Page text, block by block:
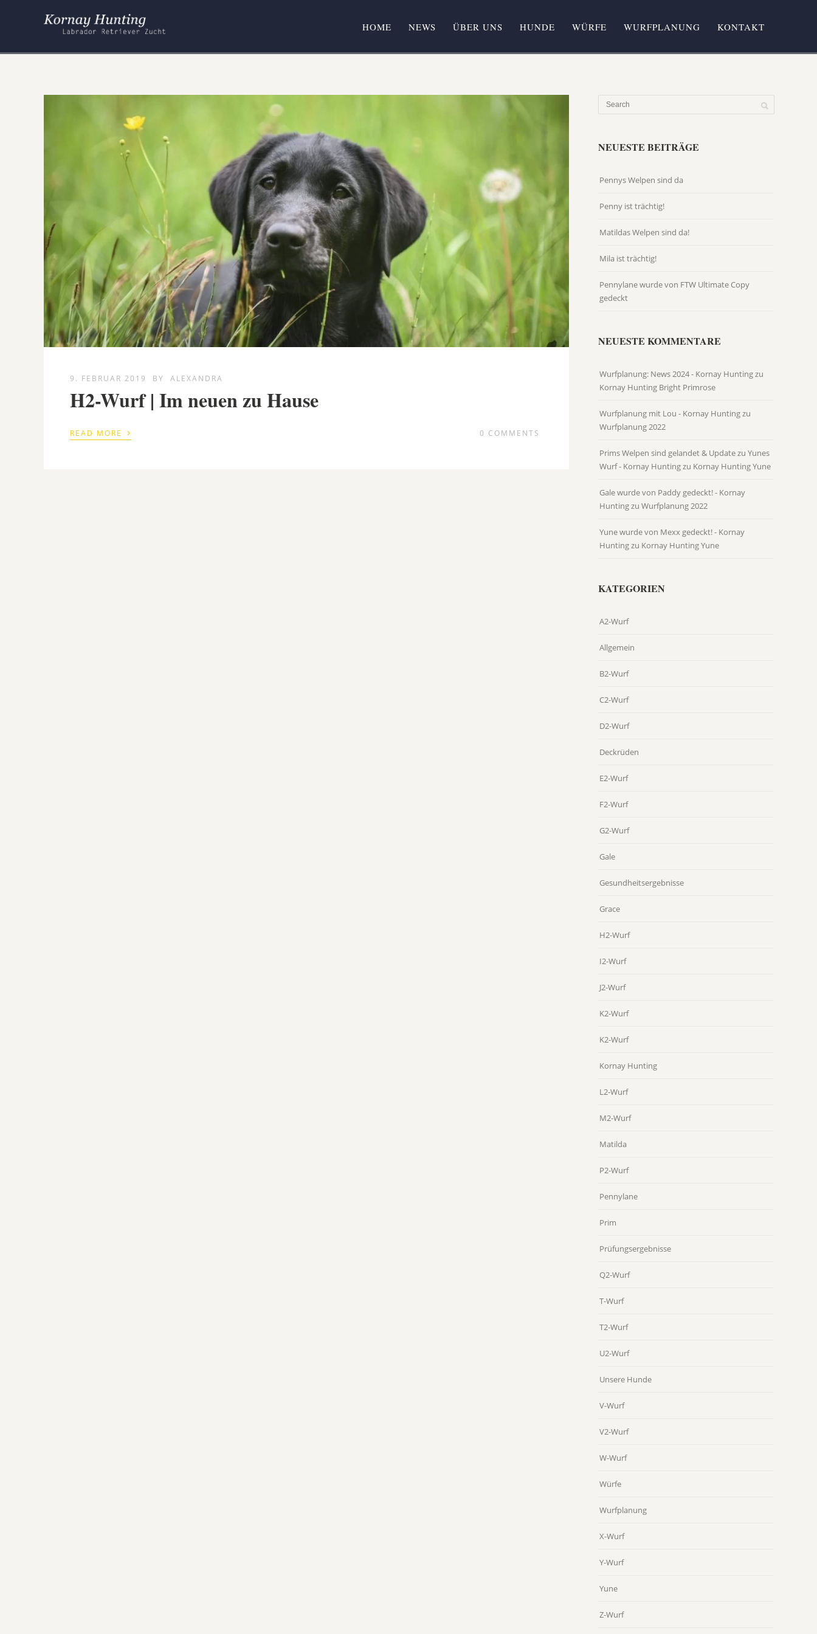
HOME NEWS ÜBER UNS HUNDE WÜRFE WURFPLANUNG KONTAKT
9. FEBRUAR 2019 BY ALEXANDRA
H2-Wurf | Im neuen zu Hause
READ MORE › 0 COMMENTS
NEUESTE BEITRÄGE
Pennys Welpen sind da
Penny ist trächtig!
Matildas Welpen sind da!
Mila ist trächtig!
Pennylane wurde von FTW Ultimate Copy
gedeckt
NEUESTE KOMMENTARE
Wurfplanung: News 2024 - Kornay Huntingzu
Kornay Hunting Bright Primrose
Wurfplanung mit Lou - Kornay Huntingzu
Wurfplanung 2022
Prims Welpen sind gelandet & Update zu Yunes
Wurf - Kornay Huntingzu Kornay Hunting Yune
Gale wurde von Paddy gedeckt! - Kornay
Huntingzu Wurfplanung 2022
Yune wurde von Mexx gedeckt! - Kornay
Huntingzu Kornay Hunting Yune
KATEGORIEN
A2-Wurf
Allgemein
B2-Wurf
C2-Wurf
D2-Wurf
Deckrüden
E2-Wurf
F2-Wurf
G2-Wurf
Gale
Gesundheitsergebnisse
Grace
H2-Wurf
I2-Wurf
J2-Wurf
K2-Wurf
K2-Wurf
Kornay Hunting
L2-Wurf
M2-Wurf
Matilda
P2-Wurf
Pennylane
Prim
Prüfungsergebnisse
Q2-Wurf
T-Wurf
T2-Wurf
U2-Wurf
Unsere Hunde
V-Wurf
V2-Wurf
W-Wurf
Würfe
Wurfplanung
X-Wurf
Y-Wurf
Yune
Z-Wurf